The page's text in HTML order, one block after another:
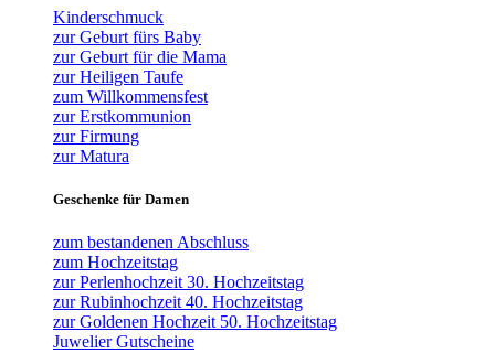
Kinderschmuck
zur Geburt fürs Baby
zur Geburt für die Mama
zur Heiligen Taufe
zum Willkommensfest
zur Erstkommunion
zur Firmung
zur Matura
Geschenke für Damen
zum bestandenen Abschluss
zum Hochzeitstag
zur Perlenhochzeit 30. Hochzeitstag
zur Rubinhochzeit 40. Hochzeitstag
zur Goldenen Hochzeit 50. Hochzeitstag
Juwelier Gutscheine